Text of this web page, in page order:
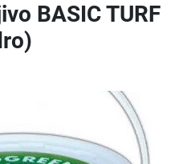
BASIC TURF